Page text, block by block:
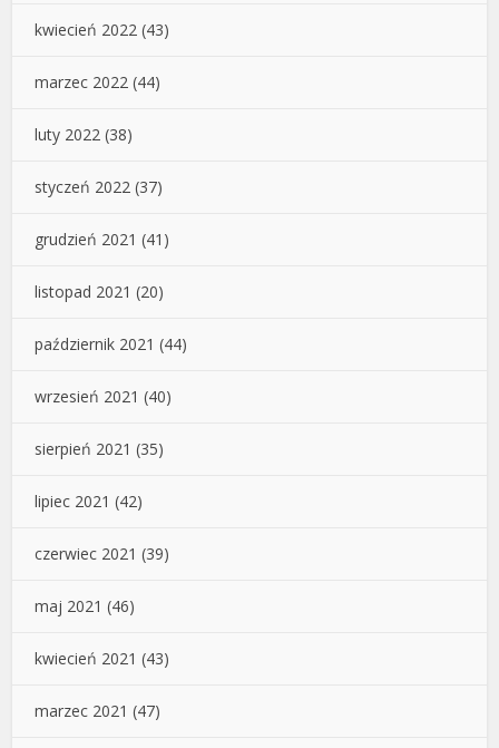
kwiecień 2022 (43)
marzec 2022 (44)
luty 2022 (38)
styczeń 2022 (37)
grudzień 2021 (41)
listopad 2021 (20)
październik 2021 (44)
wrzesień 2021 (40)
sierpień 2021 (35)
lipiec 2021 (42)
czerwiec 2021 (39)
maj 2021 (46)
kwiecień 2021 (43)
marzec 2021 (47)